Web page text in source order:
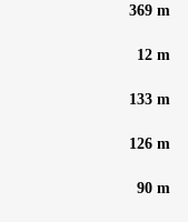
369 m
12 m
133 m
126 m
90 m